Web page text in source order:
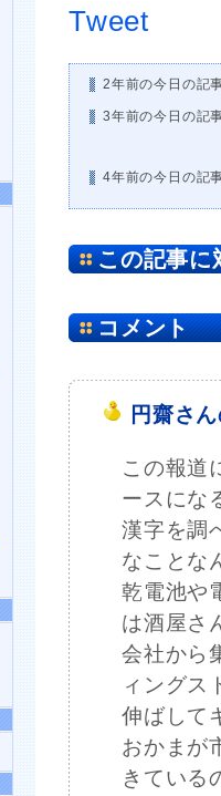
Tweet
2年前の今日の記
3年前の今日の記
4年前の今日の記
この記事に
コメント
円齋さ
この報道
ースにな
漢字を調
なことな
乾電池や
は酒屋さ
会社から
ィングス
伸ばして
おかまが
きている